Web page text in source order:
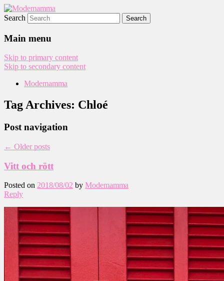
Modemamma
Search
Main menu
Skip to primary content
Skip to secondary content
Modemamma
Tag Archives: Chloé
Post navigation
← Older posts
Vitt och rött
Posted on 2018/08/02 by Modemamma
Reply